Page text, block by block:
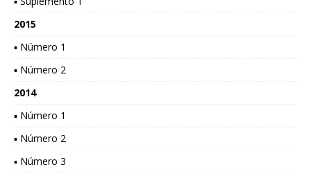
2015
▪ Número 1
▪ Número 2
2014
▪ Número 1
▪ Número 2
▪ Número 3